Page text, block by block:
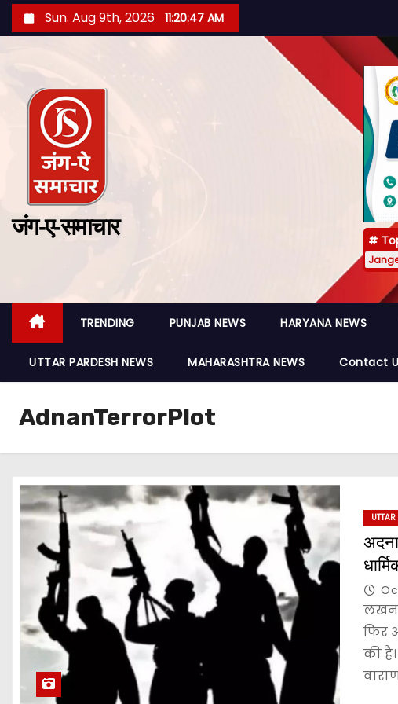
Sun. Aug 9th, 2026 11:20:48 AM
जंग-ए-समाचार
TRENDING PUNJAB NEWS HARYANA NEWS
UTTAR PARDESH NEWS MAHARASHTRA NEWS Contact
AdnanTerrorPlot
फिर
की